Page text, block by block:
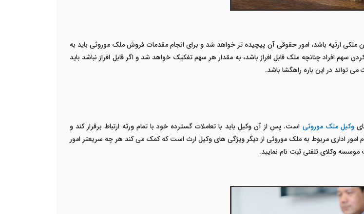
ارثیه باشد، امور حقوقی آن پیچیده تر خواهد شد و برای انجام مقدمات فروش ملک موروثی باید به
افراد چنانچه ملک قابل افراز باشد، به مقدار هر سهم تفکیک خواهد شد و اگر قابل افراز نباشد باید
می تواند در این باره راهگشا باشد.
وکیل ملک موروثی است. پس از آن وکیل باید با تعاملات گسترده خود با تمام ورثه ارتباط برقرار کند و
اداری مربوط به ملک موروثی از دیگر ویژگی های وکیل ارث است که کمک می کند هر چه سریعتر امور
وکلای تلفنی ثبت نام نمایید.